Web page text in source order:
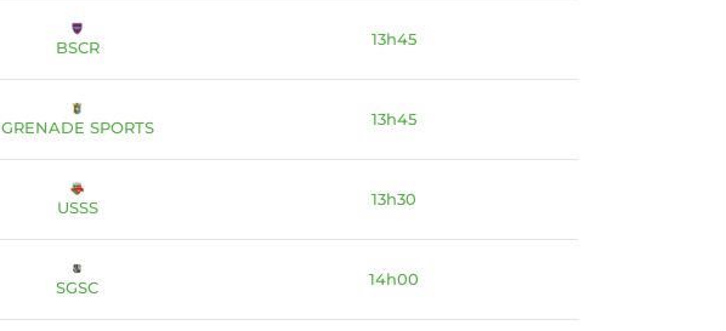
BSCR 13h45
GRENADE SPORTS 13h45
USSS 13h30
SGSC 14h00